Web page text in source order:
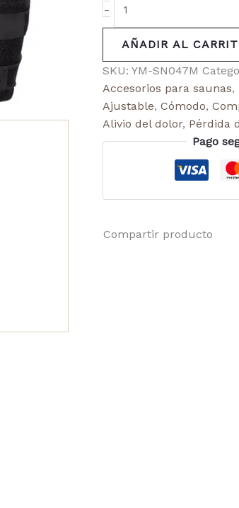
-
AÑADIR AL
SKU: YM-SN047M
Accesorios para saunas,
Ajustable, Cómodo,
Alivio del dolor, Pérdida
Pago
Compartir producto